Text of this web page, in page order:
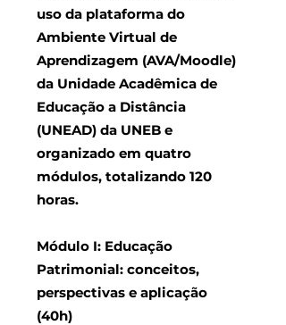
uso da plataforma do
Ambiente Virtual de
Aprendizagem (AVA/Moodle)
da Unidade Acadêmica de
Educação a Distância
(UNEAD) da UNEB e
organizado em quatro
módulos, totalizando 120
horas.
Módulo I: Educação
Patrimonial: conceitos,
perspectivas e aplicação
(40h)